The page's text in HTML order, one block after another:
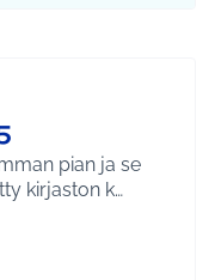
pian ja se
Idea jätetty kirjaston k…
-